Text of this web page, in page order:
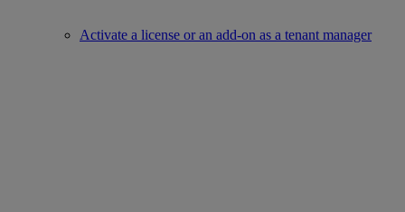
Activate a license or an add-on as a tenant manager